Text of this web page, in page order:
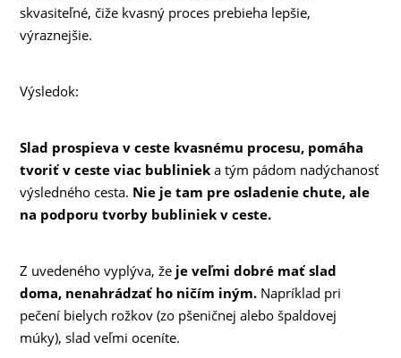
skvasiteľné, čiže kvasný proces prebieha lepšie,
výraznejšie.
Výsledok:
Slad prospieva v ceste kvasnému procesu, pomáha
tvoriť v ceste viac bubliniek a tým pádom nadýchanosť
výsledného cesta. Nie je tam pre osladenie chute, ale
na podporu tvorby bubliniek v ceste.
Z uvedeného vyplýva, že je veľmi dobré mať slad
doma, nenahrádzať ho ničím iným. Napríklad pri
pečení bielych rožkov (zo pšeničnej alebo špaldovej
múky), slad veľmi oceníte.